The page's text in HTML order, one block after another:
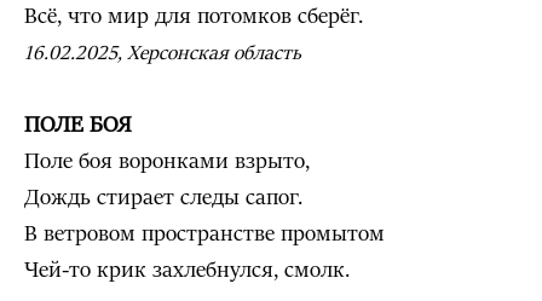
Всё, что мир для потомков сберёг.
16.02.2025, Херсонская область
ПОЛЕ БОЯ
Поле боя воронками взрыто,
Дождь стирает следы сапог.
В ветровом пространстве промытом
Чей-то крик захлебнулся, смолк.